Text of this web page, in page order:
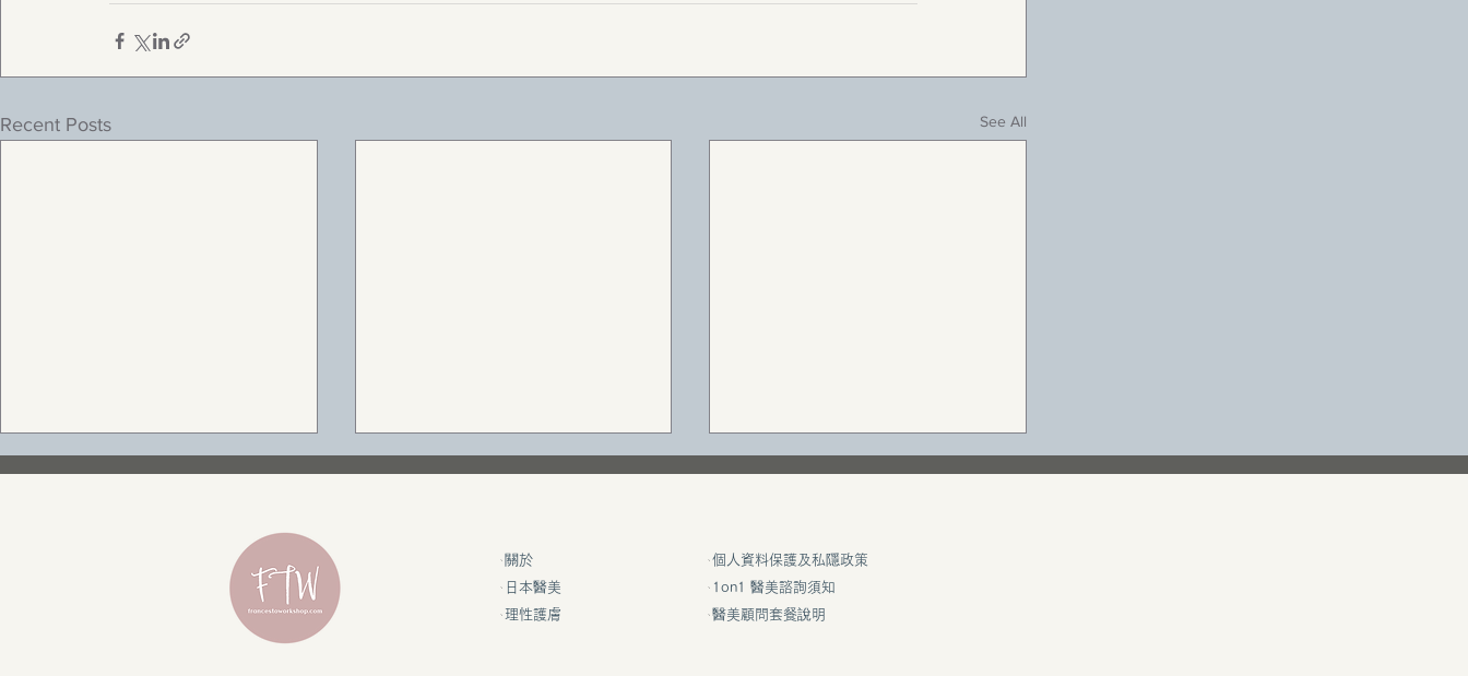
Recent Posts See All
為何有臥蠶？可愛感的關鍵
我要大胸！
關於
日本醫美
理性護膚
個人資料保護及私隱政策
1on1 醫美諮詢須知
醫美顧問套餐說明